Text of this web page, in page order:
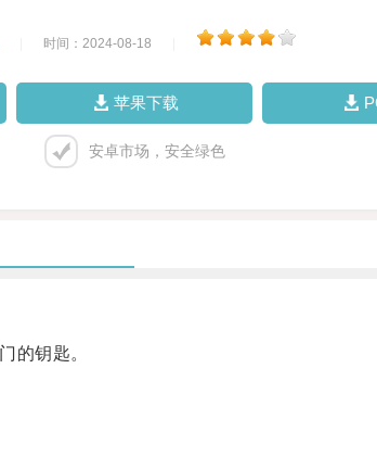
时间：2024-08-18
苹果下载
安卓市场，安全绿色
的钥匙。